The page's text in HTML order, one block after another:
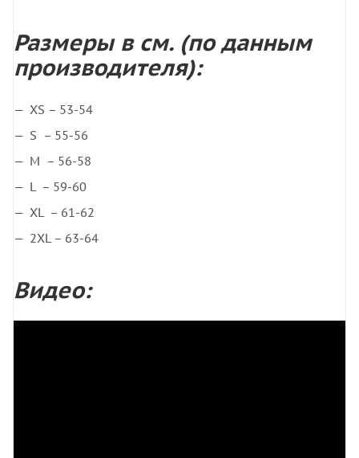
Размеры в см. (по данным
производителя):
XS – 53-54
S – 55-56
M – 56-58
L – 59-60
XL – 61-62
2XL – 63-64
Видео: